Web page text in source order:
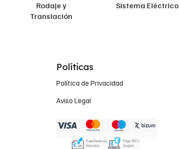
Rodaje y
Translación
Sistema Eléctrico
Políticas
Política de Privacidad
Aviso Legal